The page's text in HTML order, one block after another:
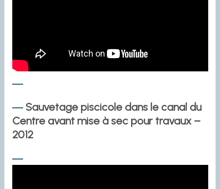
Sauvetage piscicole dans le canal du
Centre avant mise à sec pour travaux –
2012